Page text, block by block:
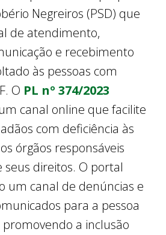
Negreiros (PSD) que
de atendimento,
e recebimento
às pessoas com
O PL nº 374/2023
canal online que facilite
com deficiência às
órgãos responsáveis
seus direitos. O portal
um canal de denúncias e
para a pessoa
a inclusão